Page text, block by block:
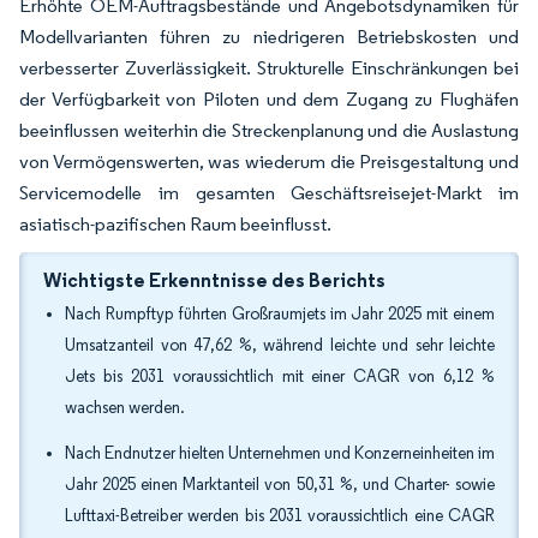
Erhöhte OEM-Auftragsbestände und Angebotsdynamiken für
Modellvarianten führen zu niedrigeren Betriebskosten und
verbesserter Zuverlässigkeit. Strukturelle Einschränkungen bei
der Verfügbarkeit von Piloten und dem Zugang zu Flughäfen
beeinflussen weiterhin die Streckenplanung und die Auslastung
von Vermögenswerten, was wiederum die Preisgestaltung und
Servicemodelle im gesamten Geschäftsreisejet-Markt im
asiatisch-pazifischen Raum beeinflusst.
Wichtigste Erkenntnisse des Berichts
Nach Rumpftyp führten Großraumjets im Jahr 2025 mit einem
Umsatzanteil von 47,62 %, während leichte und sehr leichte
Jets bis 2031 voraussichtlich mit einer CAGR von 6,12 %
wachsen werden.
Nach Endnutzer hielten Unternehmen und Konzerneinheiten im
Jahr 2025 einen Marktanteil von 50,31 %, und Charter- sowie
Lufttaxi-Betreiber werden bis 2031 voraussichtlich eine CAGR